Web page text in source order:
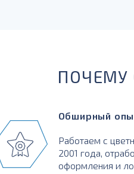
ПОЧЕМУ
Обширный
Работаем с
2001 года,
оформления и